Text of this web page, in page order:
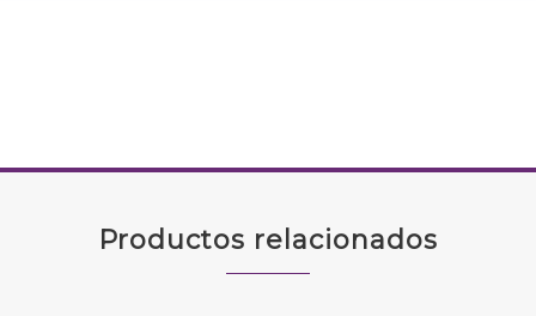
Productos relacionados